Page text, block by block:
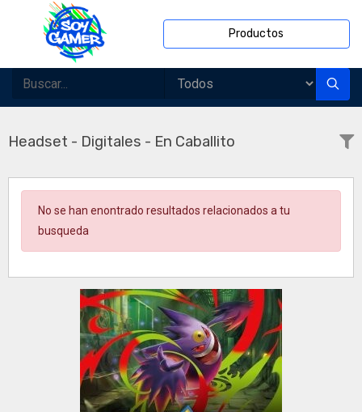
Productos
Headset - Digitales - En Caballito
No se han enontrado resultados relacionados a tu
busqueda